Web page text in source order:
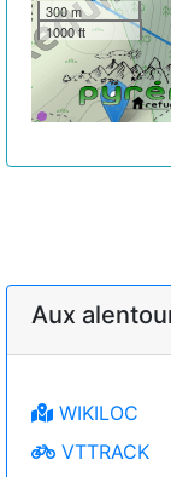
300 m
1000 ft
Aux
WIKILOC
VTTRACK